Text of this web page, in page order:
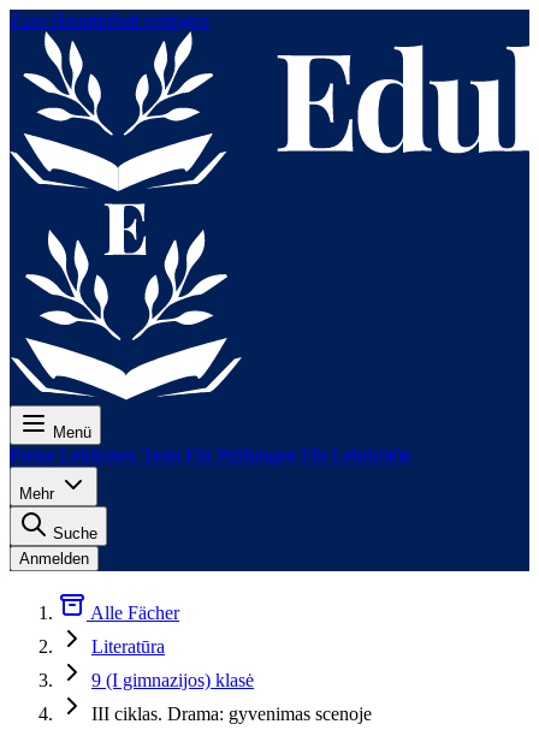
Zum Hauptinhalt springen
Menü
Preise Lektionen Tests Für Prüfungen Für Lehrkräfte
Mehr
Suche
Anmelden
Alle Fächer
Literatūra
9 (I gimnazijos) klasė
III ciklas. Drama: gyvenimas scenoje